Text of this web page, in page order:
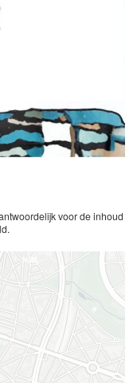
voor de inhoud